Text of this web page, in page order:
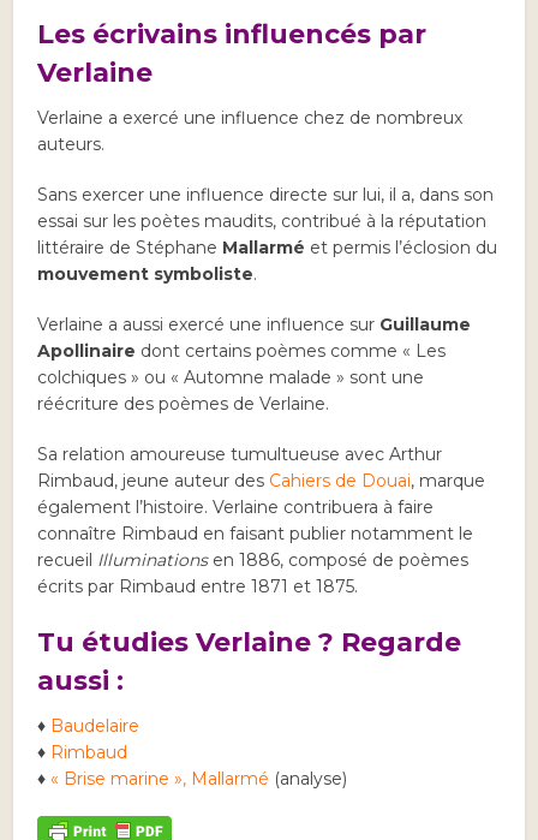
Les écrivains influencés par
Verlaine
Verlaine a exercé une influence chez de nombreux
auteurs.
Sans exercer une influence directe sur lui, il a, dans son
essai sur les poètes maudits, contribué à la réputation
littéraire de Stéphane Mallarmé et permis l’éclosion du
mouvement symboliste.
Verlaine a aussi exercé une influence sur Guillaume
Apollinaire dont certains poèmes comme « Les
colchiques » ou « Automne malade » sont une
réécriture des poèmes de Verlaine.
Sa relation amoureuse tumultueuse avec Arthur
Rimbaud, jeune auteur des Cahiers de Douai, marque
également l’histoire. Verlaine contribuera à faire
connaître Rimbaud en faisant publier notamment le
recueil Illuminationsen 1886, composé de poèmes
écrits par Rimbaud entre 1871 et 1875.
Tu étudies Verlaine ? Regarde
aussi :
♦ Baudelaire
♦ Rimbaud
♦ « Brise marine », Mallarmé (analyse)